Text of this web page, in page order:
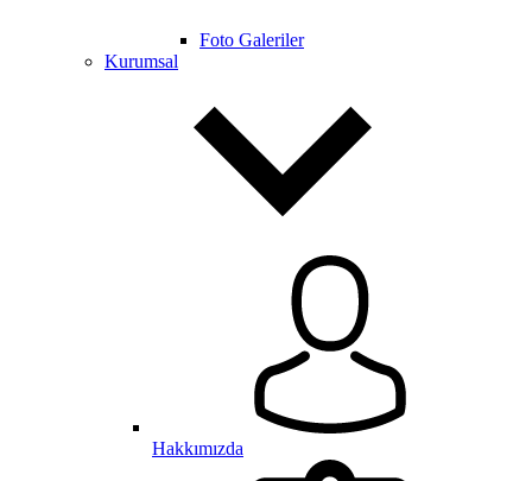
Foto Galeriler
Kurumsal
Hakkımızda